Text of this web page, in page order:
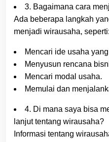
3. Bagaimana cara
Ada beberapa langkah
menjadi wirausaha, seperti:
Mencari ide usaha
Menyusun rencana
Mencari modal usaha.
Memulai dan
4. Di mana saya bisa
lanjut tentang wirausaha?
Informasi tentang